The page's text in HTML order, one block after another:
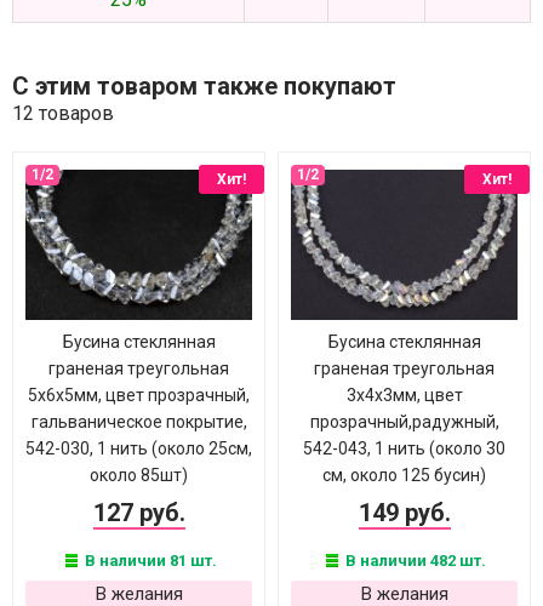
С этим товаром также покупают
12 товаров
Хит!
Бусина стеклянная
граненая треугольная
5х6х5мм, цвет прозрачный,
гальваническое покрытие,
542-030, 1 нить (около 25см,
около 85шт)
127 руб.
В наличии 81 шт.
В желания
Хит!
Бусина стеклянная
граненая треугольная
3х4х3мм, цвет
прозрачный,радужный,
542-043, 1 нить (около 30
см, около 125 бусин)
149 руб.
В наличии 482 шт.
В желания